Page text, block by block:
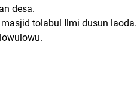
desa.
tolabul Ilmi dusun laoda.